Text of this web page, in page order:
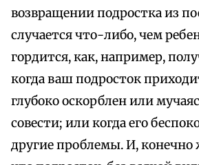
возвращении подростка из
случается что-либо, чем
гордится, как, например,
когда ваш подросток
глубоко оскорблен или
совести; или когда его
другие проблемы. И, конечно